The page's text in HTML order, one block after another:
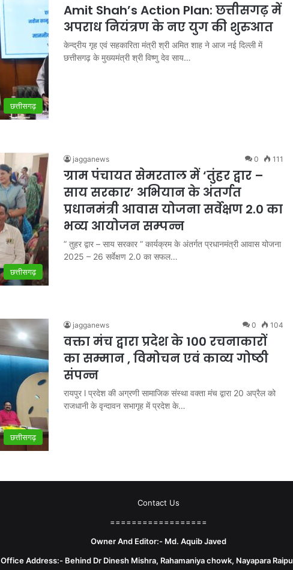
छत्तीसगढ़
Amit Shah’s Action Plan: छत्तीसगढ़ में
अपराध नियंत्रण के नए युग की शुरुआत
केन्द्रीय गृह एवं सहकारिता मंत्री श्री अमित शाह ने आज नई दिल्ली में
छत्तीसगढ़ के मुख्यमंत्री श्री विष्णु देव साय…
छत्तीसगढ़
jagganews 0 111
ग्राम पंचायत सेमरताल में ‘तुंहर द्वार –
साय सरकार’ अभियान के अंतर्गत
प्रधानमंत्री आवास योजना सर्वेक्षण 2.0 का
भव्य आयोजन सम्पन्न
” तुहर द्वार – साय सरकार ” कार्यक्रम के अंतर्गत प्रधानमंत्री आवास योजना
2025 – 26 सर्वेक्षण 2.0 का सफल…
छत्तीसगढ़
jagganews 0 104
वक्ता मंच द्वारा प्रदेश के 100 रचनाकारों
का सम्मान , विमोचन एवं काव्य गोष्ठी
संपन्न
रायपुर l प्रदेश की अग्रणी सामाजिक संस्था वक्ता मंच द्वारा 20 अप्रैल को
राजधानी के वृन्दावन सभागृह में प्रदेश के…
Contact Us
==================
Owner And Editor:- Md. Aquib Javed
Office Address:- Behind Dr Dinesh Mishra, Rahamaniya chowk, Nayapara